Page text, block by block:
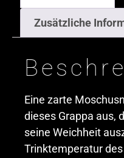
Zusätzliche
Eine zarte
dieses Grappa aus,
seine Weichheit
Trinktemperatur